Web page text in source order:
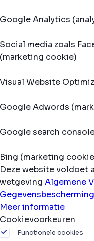
Google Analytics
Social media zoals
(marketing cookie)
Visual Website
Google Adwords
Google search
Bing (marketing
Deze website voldoet
wetgeving Algemene
Gegevensbescherming
Meer informatie
Cookievoorkeuren
Functionele cookies